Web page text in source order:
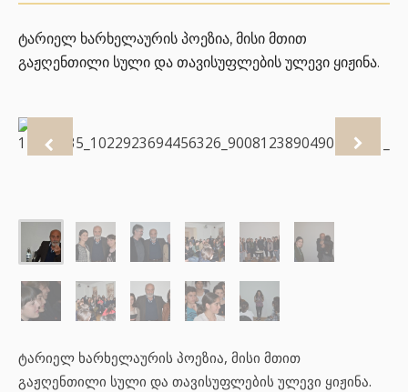
ტარიელ ხარხელაურის პოეზია, მისი მთით
გაჟღენთილი სული და თავისუფლების ულევი ყიჟინა.
ტარიელ ხარხელაურის პოეზია, მისი მთით
გაჟღენთილი სული და თავისუფლების ულევი ყიჟინა.